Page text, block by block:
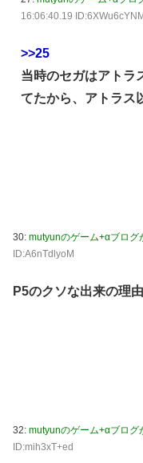
16:06:40.19 ID:6XWu6cYNM
>>25
当時のセガはアトラ
てたから、アトラス
30: mutyunのゲーム+αブログ
ID:A6nTdlyoM
P5のクソな出来の理
32: mutyunのゲーム+αブログ
ID:mih3xT+ed